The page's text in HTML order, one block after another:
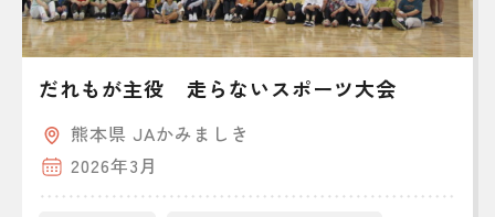
だれもが主役 走らないスポーツ大会
熊本県 JAかみましき
2026年3月